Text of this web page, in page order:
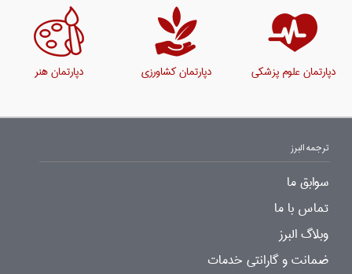
دپارتمان علوم پزشکی دپارتمان کشاورزی دپارتمان هنر
ترجمه البرز
سوابق ما
تماس با ما
وبلاگ البرز
ضمانت و گارانتی خدمات